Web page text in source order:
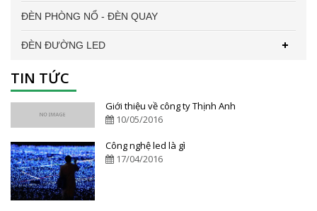
ĐÈN PHÒNG NỔ - ĐÈN QUAY
ĐÈN ĐƯỜNG LED
TIN TỨC
Giới thiệu về công ty Thịnh Anh
10/05/2016
Công nghệ led là gì
17/04/2016